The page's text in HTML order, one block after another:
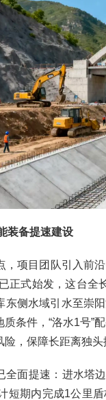
装备提速建设
，项目团队引入前
正式始发，这台
东侧水域引水至崇
质条件，“洛水1号”
，保障长距离独头
全面提速：进水塔
短期内完成1公里